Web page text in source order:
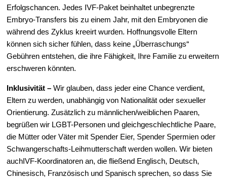
Erfolgschancen. Jedes IVF-Paket beinhaltet unbegrenzte
Embryo-Transfers bis zu einem Jahr, mit den Embryonen die
während des Zyklus kreeirt wurden. Hoffnungsvolle Eltern
können sich sicher fühlen, dass keine „Überraschungs“
Gebühren entstehen, die ihre Fähigkeit, Ihre Familie zu erweitern
erschweren könnten.
Inklusivität – Wir glauben, dass jeder eine Chance verdient,
Eltern zu werden, unabhängig von Nationalität oder sexueller
Orientierung. Zusätzlich zu männlichen/weiblichen Paaren,
begrüßen wir LGBT-Personen und gleichgeschlechtliche Paare,
die Mütter oder Väter mit Spender Eier, Spender Spermien oder
Schwangerschafts-Leihmutterschaft werden wollen. Wir bieten
auchIVF-Koordinatoren an, die fließend Englisch, Deutsch,
Chinesisch, Französisch und Spanisch sprechen, so dass Sie